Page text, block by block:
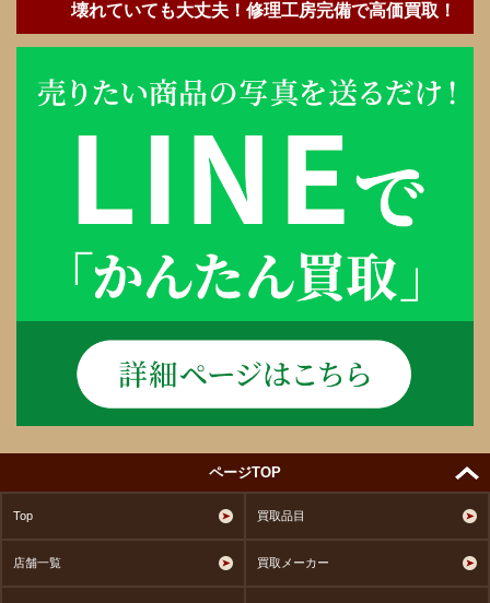
壊れていても大丈夫！修理工房完備で高価買取！
ページTOP
Top 買取品目
店舗一覧 買取メーカー